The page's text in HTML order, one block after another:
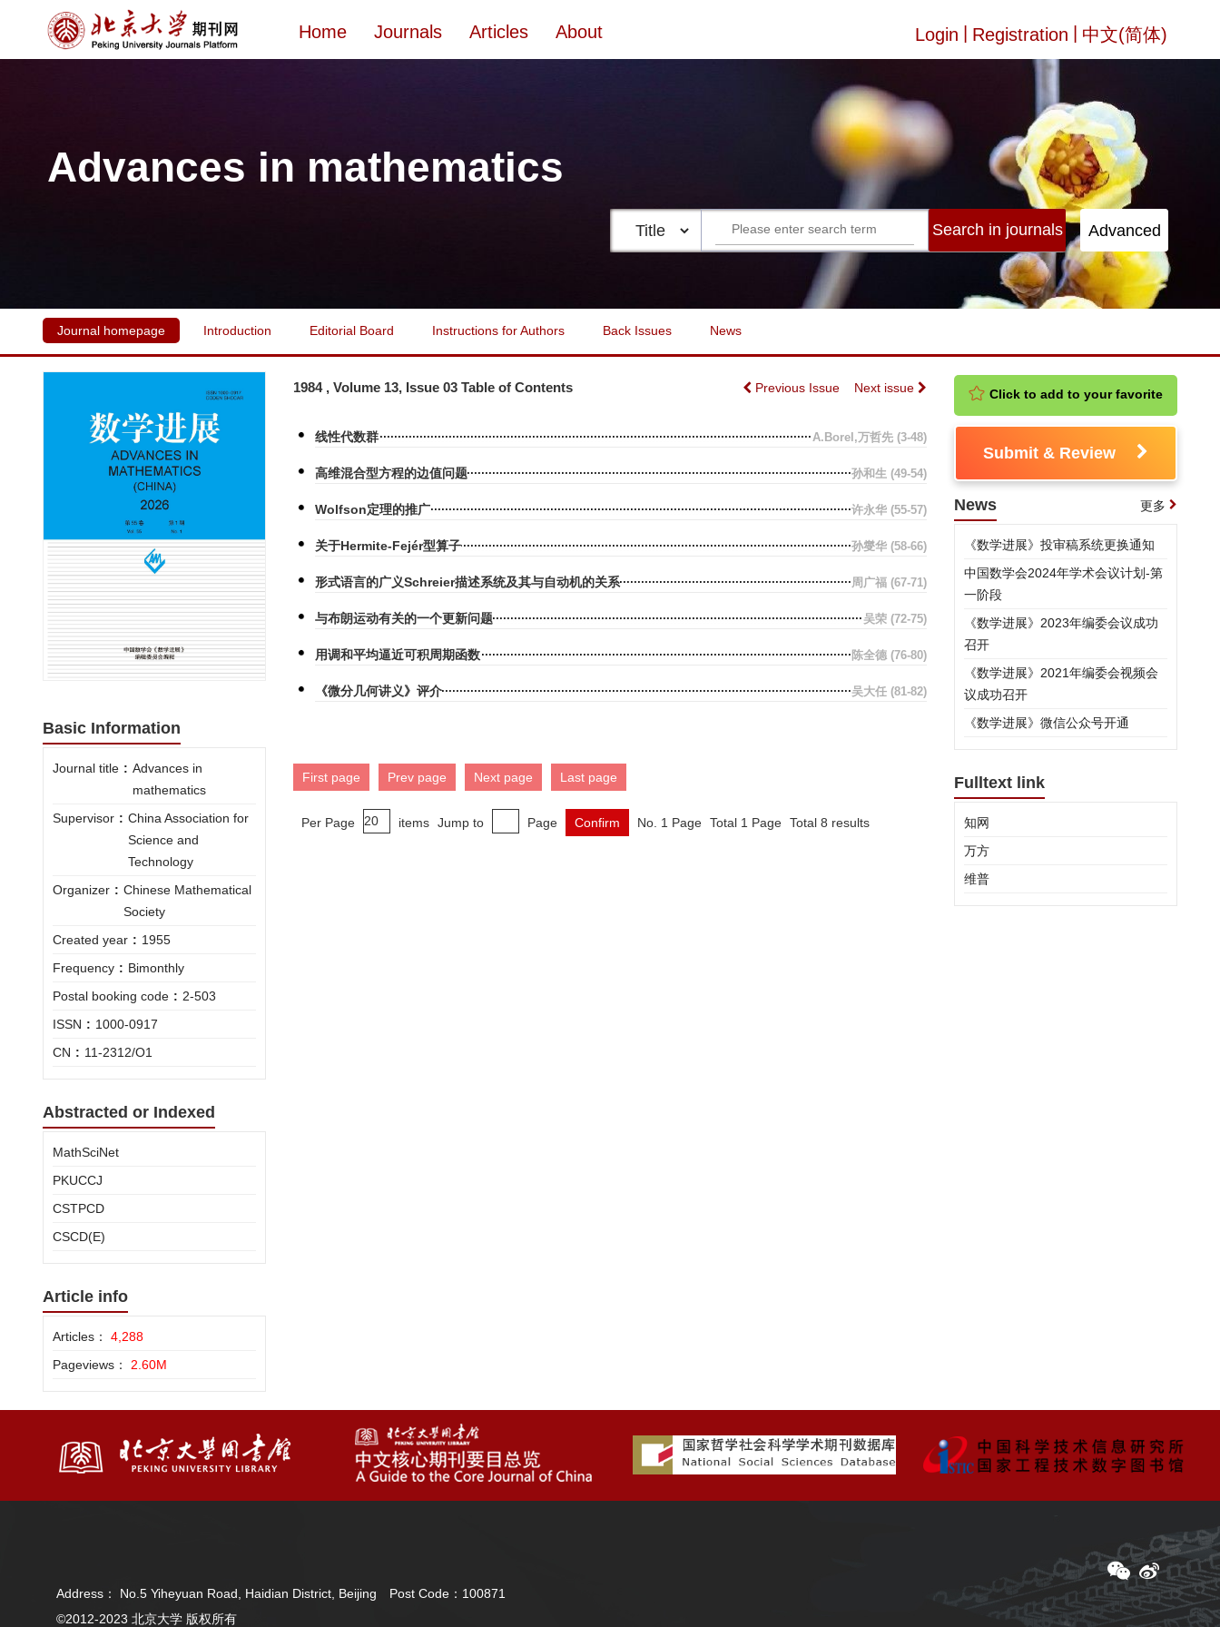
Login Registration 中文(简体)
Home Journals Articles About
Advances in mathematics
Journal homepage Introduction Editorial Board Instructions for Authors Back Issues News
Basic Information
Journal title : Advances in
mathematics
Supervisor : China Association for
Science and
Technology
Organizer : Chinese Mathematical
Society
Created year : 1955
Frequency : Bimonthly
Postal booking code : 2-503
ISSN : 1000-0917
CN : 11-2312/O1
Abstracted or Indexed
MathSciNet
PKUCCJ
CSTPCD
CSCD(E)
Article info
Articles： 4,288
Pageviews： 2.60M
1984 , Volume 13, Issue 03 Table of Contents Previous Issue Next issue
线性代数群 A.Borel,万哲先 (3-48)
高维混合型方程的边值问题 孙和生 (49-54)
Wolfson定理的推广 许永华 (55-57)
关于Hermite-Fejér型算子 孙燮华 (58-66)
形式语言的广义Schreier描述系统及其与自动机的关系 周广福 (67-71)
与布朗运动有关的一个更新问题 吴荣 (72-75)
用调和平均逼近可积周期函数 陈全德 (76-80)
《微分几何讲义》评介 吴大任 (81-82)
First page Prev page Next page Last page
Per Page items Jump to Page Confirm No. 1 Page Total 1 Page Total 8 results
Click to add to your favorite
Submit & Review
News 更多
《数学进展》投审稿系统更换通知
中国数学会2024年学术会议计划-第
一阶段
《数学进展》2023年编委会议成功
召开
《数学进展》2021年编委会视频会
议成功召开
《数学进展》微信公众号开通
Fulltext link
知网
万方
维普
Address： No.5 Yiheyuan Road, Haidian District, Beijing Post Code：100871
©2012-2023 北京大学 版权所有